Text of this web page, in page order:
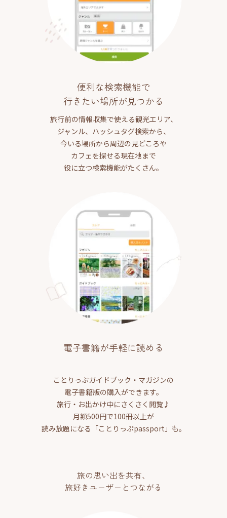
便利な検索機能で
行きたい場所が見つかる
旅行前の情報収集で使える観光エリア、
ジャンル、ハッシュタグ検索から、
今いる場所から周辺の見どころや
カフェを探せる現在地まで
役に立つ検索機能がたくさん。
電子書籍が手軽に読める
ことりっぷガイドブック・マガジンの
電子書籍版の購入ができます。
旅行・お出かけ中にさくさく閲覧♪
月額500円で100冊以上が
読み放題になる「ことりっぷpassport」も。
旅の思い出を共有、
旅好きユーザーとつながる